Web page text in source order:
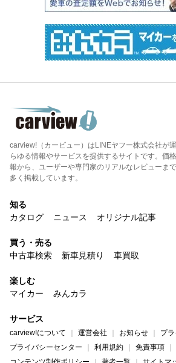
carview!（カービュー）はLINEヤフー株式会社が
らゆる情報やサービスを提供するサイトです。価
報から、ユーザーや専門家のリアルなレビューま
多く掲載しています。
知る
カタログ
ニュース オリジナル記事
買う・売る
中古車検索
新車見積り 車買取
楽しむ
マイカー
みんカラ
サービス
carview!について 運営会社 お知らせ
プ
プライバシーセンター
利用規約
免責事項